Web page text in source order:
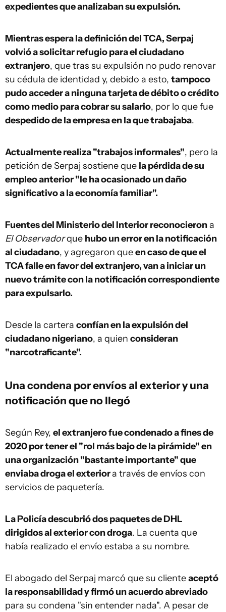
expedientes que analizaban su expulsión.
Mientras espera la definición del TCA, Serpaj
volvió a solicitar refugio para el ciudadano
extranjero, que tras su expulsión no pudo renovar
su cédula de identidad y, debido a esto, tampoco
pudo acceder a ninguna tarjeta de débito o crédito
como medio para cobrar su salario, por lo que fue
despedido de la empresa en la que trabajaba.
Actualmente realiza "trabajos informales", pero la
petición de Serpaj sostiene que la pérdida de su
empleo anterior "le ha ocasionado un daño
significativo a la economía familiar".
Fuentes del Ministerio del Interior reconocierona
El Observadorque hubo un error en la notificación
al ciudadano, y agregaron queen caso de que el
TCA falle en favor del extranjero, van a iniciar un
nuevo trámite con la notificación correspondiente
para expulsarlo.
Desde la cartera confían en la expulsión del
ciudadano nigeriano, a quien consideran
"narcotraficante".
Una condena por envíos al exterior y una
notificación que no llegó
Según Rey, el extranjero fue condenado a fines de
2020 por tener el "rol más bajo de la pirámide" en
una organización "bastante importante" que
enviaba droga el exteriora través de envíos con
servicios de paquetería.
La Policía descubrió dos paquetes de DHL
dirigidos al exterior con droga. La cuenta que
había realizado el envío estaba a su nombre.
El abogado del Serpaj marcó que su clienteaceptó
la responsabilidad y firmó un acuerdo abreviado
para su condena "sin entender nada". A pesar de